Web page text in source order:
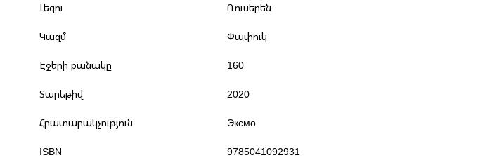
Լեզու Ռուսերեն
Կազմ Փափուկ
Էջերի քանակը 160
Տարեթիվ 2020
Հրատարակչություն Эксмо
ISBN 9785041092931